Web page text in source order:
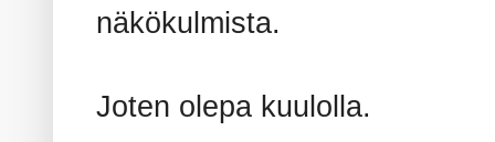
näkökulmista.
Joten olepa kuulolla.